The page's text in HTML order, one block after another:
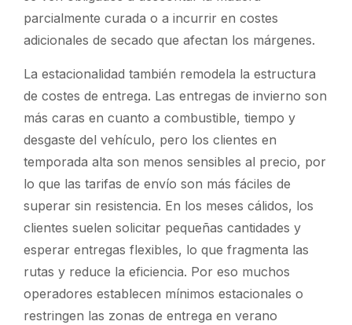
parcialmente curada o a incurrir en costes
adicionales de secado que afectan los márgenes.
La estacionalidad también remodela la estructura
de costes de entrega. Las entregas de invierno son
más caras en cuanto a combustible, tiempo y
desgaste del vehículo, pero los clientes en
temporada alta son menos sensibles al precio, por
lo que las tarifas de envío son más fáciles de
superar sin resistencia. En los meses cálidos, los
clientes suelen solicitar pequeñas cantidades y
esperar entregas flexibles, lo que fragmenta las
rutas y reduce la eficiencia. Por eso muchos
operadores establecen mínimos estacionales o
restringen las zonas de entrega en verano